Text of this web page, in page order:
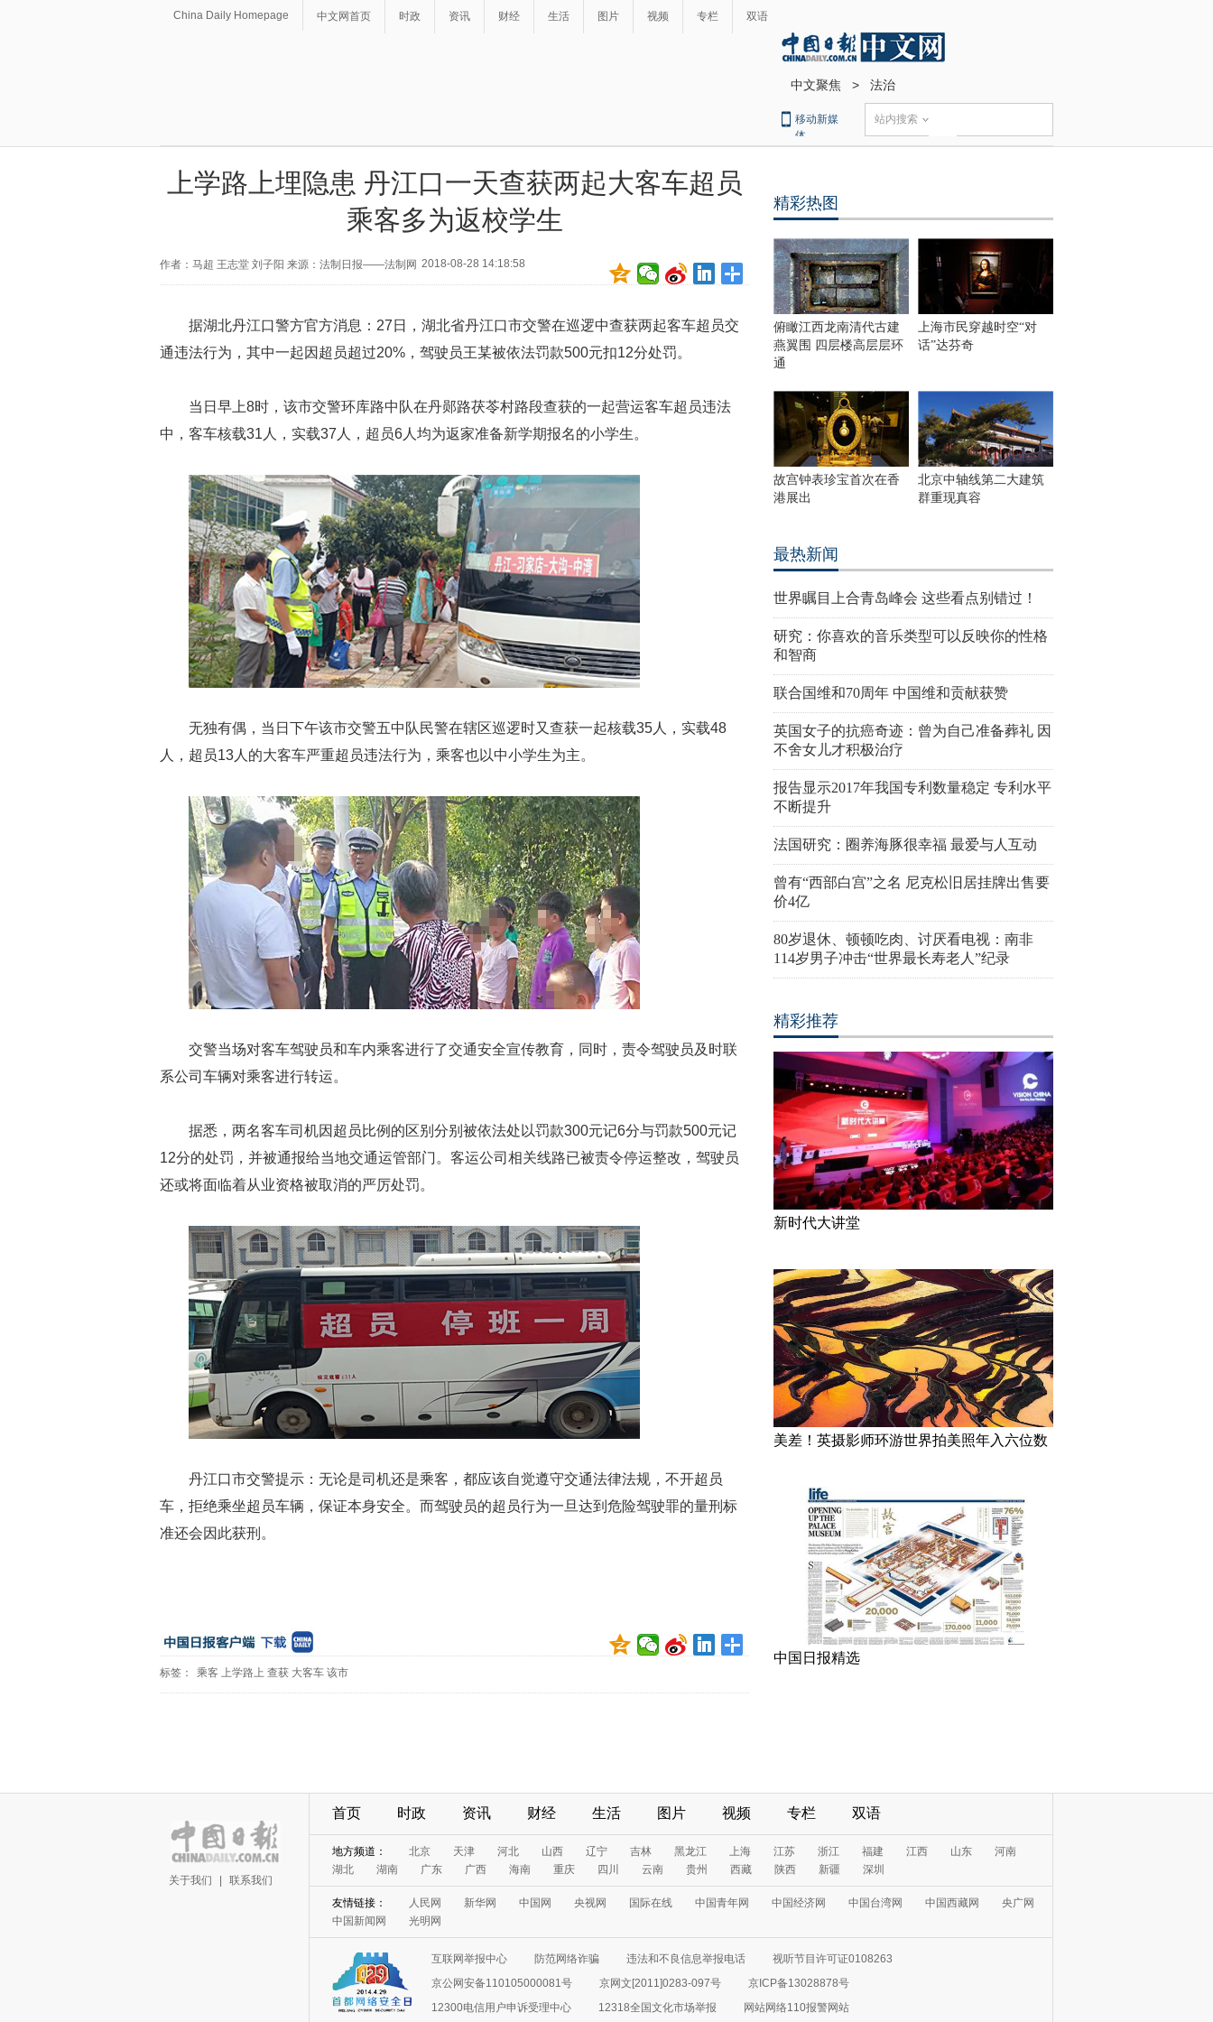
China Daily Homepage 中文网首页 时政 资讯 财经 生活 图片 视频 专栏 双语
中文聚焦 > 法治
移动新媒
体
站内搜索
上学路上埋隐患 丹江口一天查获两起大客车超员
乘客多为返校学生
作者：马超 王志堂 刘子阳 来源：法制日报——法制网 2018-08-28 14:18:58
据湖北丹江口警方官方消息：27日，湖北省丹江口市交警在巡逻中查获两起客车超员交
通违法行为，其中一起因超员超过20%，驾驶员王某被依法罚款500元扣12分处罚。
当日早上8时，该市交警环库路中队在丹郧路茯苓村路段查获的一起营运客车超员违法
中，客车核载31人，实载37人，超员6人均为返家准备新学期报名的小学生。
无独有偶，当日下午该市交警五中队民警在辖区巡逻时又查获一起核载35人，实载48
人，超员13人的大客车严重超员违法行为，乘客也以中小学生为主。
交警当场对客车驾驶员和车内乘客进行了交通安全宣传教育，同时，责令驾驶员及时联
系公司车辆对乘客进行转运。
据悉，两名客车司机因超员比例的区别分别被依法处以罚款300元记6分与罚款500元记
12分的处罚，并被通报给当地交通运管部门。客运公司相关线路已被责令停运整改，驾驶员
还或将面临着从业资格被取消的严厉处罚。
丹江口市交警提示：无论是司机还是乘客，都应该自觉遵守交通法律法规，不开超员
车，拒绝乘坐超员车辆，保证本身安全。而驾驶员的超员行为一旦达到危险驾驶罪的量刑标
准还会因此获刑。
标签： 乘客 上学路上 查获 大客车 该市
精彩热图
俯瞰江西龙南清代古建
燕翼围 四层楼高层层环
通
上海市民穿越时空“对
话”达芬奇
故宫钟表珍宝首次在香
港展出
北京中轴线第二大建筑
群重现真容
最热新闻
世界瞩目上合青岛峰会 这些看点别错过！
研究：你喜欢的音乐类型可以反映你的性格
和智商
联合国维和70周年 中国维和贡献获赞
英国女子的抗癌奇迹：曾为自己准备葬礼 因
不舍女儿才积极治疗
报告显示2017年我国专利数量稳定 专利水平
不断提升
法国研究：圈养海豚很幸福 最爱与人互动
曾有“西部白宫”之名 尼克松旧居挂牌出售要
价4亿
80岁退休、顿顿吃肉、讨厌看电视：南非
114岁男子冲击“世界最长寿老人”纪录
精彩推荐
新时代大讲堂
美差！英摄影师环游世界拍美照年入六位数
中国日报精选
关于我们 联系我们
首页 时政 资讯 财经 生活 图片 视频 专栏 双语
地方频道： 北京 天津 河北 山西 辽宁 吉林 黑龙江 上海 江苏 浙江 福建 江西 山东
河南
湖北
湖南 广东 广西 海南 重庆 四川 云南 贵州 西藏 陕西 新疆 深圳
友情链接： 人民网 新华网 中国网 央视网 国际在线 中国青年网 中国经济网 中国台湾网 中国西藏网
央广网
中国新闻网
光明网
互联网举报中心 防范网络诈骗 违法和不良信息举报电话
视听节目许可证0108263
京公网安备110105000081号
京网文[2011]0283-097号
京ICP备13028878号
12300电信用户申诉受理中心
12318全国文化市场举报 网站网络110报警网站